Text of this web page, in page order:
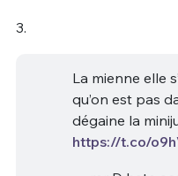
3.
La mienne elle
qu’on est pas
dégaine la
https://t.co/